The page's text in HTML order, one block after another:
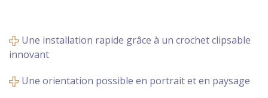
Une installation rapide grâce à un crochet clipsable
innovant
Une orientation possible en portrait et en paysage